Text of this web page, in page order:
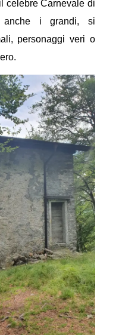
celebre Carnevale di
anche i grandi, si
personaggi veri o